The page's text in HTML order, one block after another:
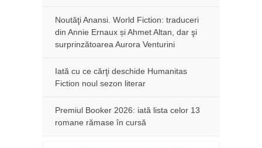
Noutăţi Anansi. World Fiction: traduceri
din Annie Ernaux și Ahmet Altan, dar şi
surprinzătoarea Aurora Venturini
Iată cu ce cărţi deschide Humanitas
Fiction noul sezon literar
Premiul Booker 2026: iată lista celor 13
romane rămase în cursă